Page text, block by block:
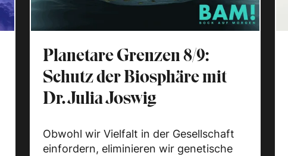
Planetare Grenzen 8/9:
Schutz der Biosphäre mit
Dr. Julia Joswig
Obwohl wir Vielfalt in der Gesellschaft
einfordern, eliminieren wir genetische